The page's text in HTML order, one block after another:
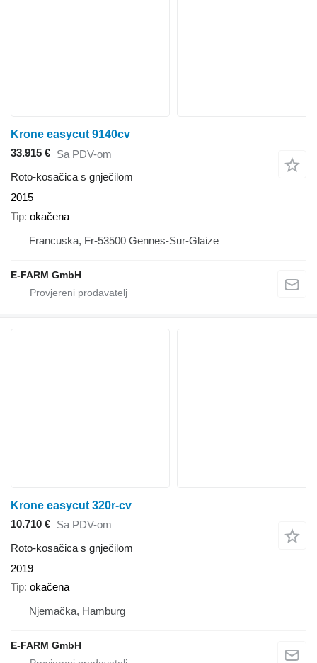
Krone easycut 9140cv
33.915 € Sa PDV-om
Roto-kosačica s gnječilom
2015
Tip okačena
Francuska, Fr-53500 Gennes-Sur-Glaize
E-FARM GmbH
Krone easycut 320r-cv
10.710 € Sa PDV-om
Roto-kosačica s gnječilom
2019
Tip okačena
Njemačka, Hamburg
E-FARM GmbH